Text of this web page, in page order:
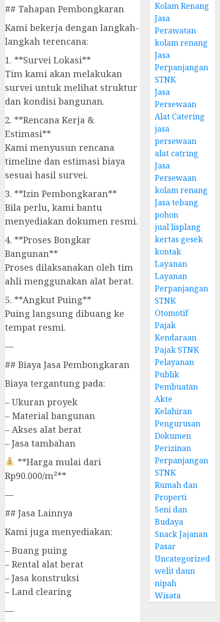
## Tahapan Pembongkaran
Kami bekerja dengan langkah-
langkah terencana:
1. **Survei Lokasi**
Tim kami akan melakukan
survei untuk melihat struktur
dan kondisi bangunan.
2. **Rencana Kerja &
Estimasi**
Kami menyusun rencana
timeline dan estimasi biaya
sesuai hasil survei.
3. **Izin Pembongkaran**
Bila perlu, kami bantu
menyediakan dokumen resmi.
4. **Proses Bongkar
Bangunan**
Proses dilaksanakan oleh tim
ahli menggunakan alat berat.
5. **Angkut Puing**
Puing langsung dibuang ke
tempat resmi.
—
## Biaya Jasa Pembongkaran
Biaya tergantung pada:
– Ukuran proyek
– Material bangunan
– Akses alat berat
– Jasa tambahan
**Harga mulai dari
Rp90.000/m²**
—
## Jasa Lainnya
Kami juga menyediakan:
– Buang puing
– Rental alat berat
– Jasa konstruksi
– Land clearing
—
Kolam Renang
Jasa
Perawatan
kolam renang
Jasa
Perpanjangan
STNK
Jasa
Persewaan
Alat Catering
jasa
persewaan
alat catring
Jasa
Persewaan
kolam renang
Jasa tebang
pohon
jual lisplang
kertas gesek
kontak
Layanan
Layanan
Perpanjangan
STNK
Otomotif
Pajak
Kendaraan
Pajak STNK
Pelayanan
Publik
Pembuatan
Akte
Kelahiran
Pengurusan
Dokumen
Perizinan
Perpanjangan
STNK
Rumah dan
Properti
Seni dan
Budaya
Snack Jajanan
Pasar
Uncategorized
welit daun
nipah
Wisata